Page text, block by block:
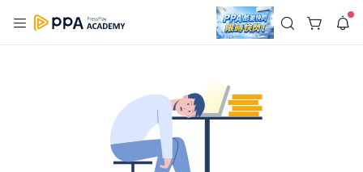
登入/註冊
🌞 PPA 避暑津貼．冷氣房升級｜期間快閃活動
🥵 酷暑限時快閃｜單筆滿 NT$2,500 現折 NT$300、再贈最高
2% 點數回饋！🚀 酷暑來襲．偷偷在冷氣房升級 📈⭐️ 【冷氣房
進修 限時開跑】◾單筆滿 NT$2,500 現折 NT$300◾活動期間：
即日起 - 8/13（只有一週）-📣 酷暑季好康 \ 再加碼 /→ 點數回饋
無上限🔥購買任一課程 or 訂閱✅ 消費即享回饋 1% 點數✅ 滿
返回播放器